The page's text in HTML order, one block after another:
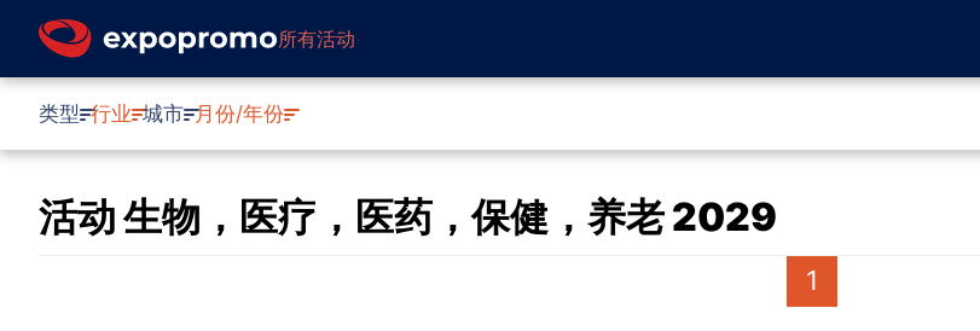
所有活动
类型 行业 城市 月份/年份
活动 生物，医疗，医药，保健，养老 2029
1